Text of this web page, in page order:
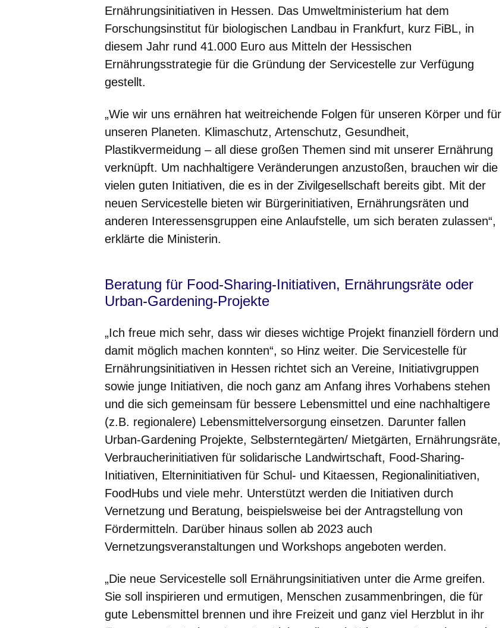
Ernährungsinitiativen in Hessen. Das Umweltministerium hat dem
Forschungsinstitut für biologischen Landbau in Frankfurt, kurz FiBL, in
diesem Jahr rund 41.000 Euro aus Mitteln der Hessischen
Ernährungsstrategie für die Gründung der Servicestelle zur Verfügung
gestellt.
„Wie wir uns ernähren hat weitreichende Folgen für unseren Körper und für
unseren Planeten. Klimaschutz, Artenschutz, Gesundheit,
Plastikvermeidung – all diese großen Themen sind mit unserer Ernährung
verknüpft. Um nachhaltigere Veränderungen anzustoßen, brauchen wir die
vielen guten Initiativen, die es in der Zivilgesellschaft bereits gibt. Mit der
neuen Servicestelle bieten wir Bürgerinitiativen, Ernährungsräten und
anderen Interessensgruppen eine Anlaufstelle, um sich beraten zulassen“,
erklärte die Ministerin.
Beratung für Food-Sharing-Initiativen, Ernährungsräte oder
Urban-Gardening-Projekte
„Ich freue mich sehr, dass wir dieses wichtige Projekt finanziell fördern und
damit möglich machen konnten“, so Hinz weiter. Die Servicestelle für
Ernährungsinitiativen in Hessen richtet sich an Vereine, Initiativgruppen
sowie junge Initiativen, die noch ganz am Anfang ihres Vorhabens stehen
und die sich gemeinsam für bessere Lebensmittel und eine nachhaltigere
(z.B. regionalere) Lebensmittelversorgung einsetzen. Darunter fallen
Urban-Gardening Projekte, Selbsterntegärten/ Mietgärten, Ernährungsräte,
Verbraucherinitiativen für solidarische Landwirtschaft, Food-Sharing-
Initiativen, Elterninitiativen für Schul- und Kitaessen, Regionalinitiativen,
FoodHubs und viele mehr. Unterstützt werden die Initiativen durch
Vernetzung und Beratung, beispielsweise bei der Antragstellung von
Fördermitteln. Darüber hinaus sollen ab 2023 auch
Vernetzungsveranstaltungen und Workshops angeboten werden.
„Die neue Servicestelle soll Ernährungsinitiativen unter die Arme greifen.
Sie soll inspirieren und ermutigen, Menschen zusammenbringen, die für
gute Lebensmittel brennen und ihre Freizeit und ganz viel Herzblut in ihr